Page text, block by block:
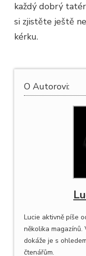
každý dobrý
si zjistěte ještě
kérku.
O Autorovi:
Lucie aktivně píše
několika
dokáže je s
čtenářům.